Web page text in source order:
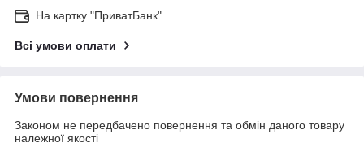
На картку "ПриватБанк"
Всі умови оплати
Умови повернення
Законом не передбачено повернення та обмін даного товару
належної якості